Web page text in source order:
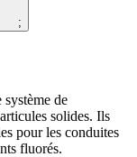
;
de
solides. Ils
pour les conduites
fluorés.